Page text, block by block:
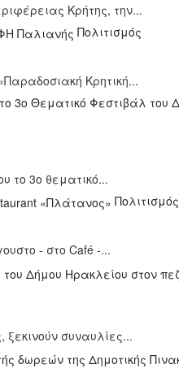
Κρήτης, την...
Πολιτισμός
Κρητική...
το 3ο θεματικό...
Πολιτισμός
- στο Café -...
ξεκινούν συναυλίες...